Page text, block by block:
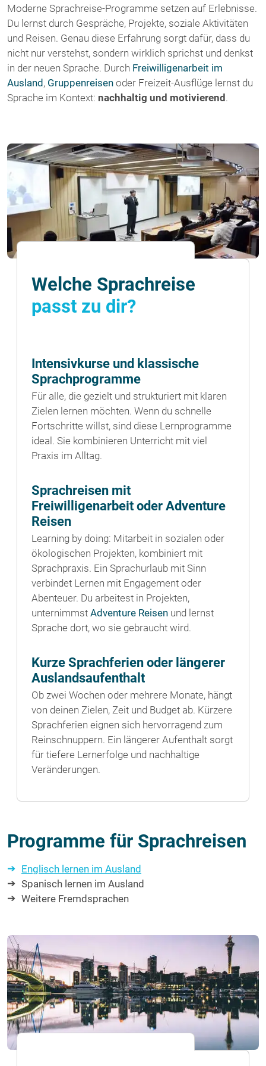
Moderne Sprachreise-Programme setzen auf Erlebnisse.
Du lernst durch Gespräche, Projekte, soziale Aktivitäten
und Reisen. Genau diese Erfahrung sorgt dafür, dass du
nicht nur verstehst, sondern wirklich sprichst und denkst
in der neuen Sprache. Durch Freiwilligenarbeit im
Ausland , Gruppenreisen oder Freizeit-Ausflüge lernst du
Sprache im Kontext: nachhaltig und motivierend .
Welche Sprachreise
passt zu dir?
Intensivkurse und klassische
Sprachprogramme
Für alle, die gezielt und strukturiert mit klaren
Zielen lernen möchten. Wenn du schnelle
Fortschritte willst, sind diese Lernprogramme
ideal. Sie kombinieren Unterricht mit viel
Praxis im Alltag.
Sprachreisen mit
Freiwilligenarbeit oder Adventure
Reisen
Learning by doing: Mitarbeit in sozialen oder
ökologischen Projekten, kombiniert mit
Sprachpraxis. Ein Sprachurlaub mit Sinn
verbindet Lernen mit Engagement oder
Abenteuer. Du arbeitest in Projekten,
unternimmst Adventure Reisen und lernst
Sprache dort, wo sie gebraucht wird.
Kurze Sprachferien oder längerer
Auslandsaufenthalt
Ob zwei Wochen oder mehrere Monate, hängt
von deinen Zielen, Zeit und Budget ab. Kürzere
Sprachferien eignen sich hervorragend zum
Reinschnuppern. Ein längerer Aufenthalt sorgt
für tiefere Lernerfolge und nachhaltige
Veränderungen.
Programme für Sprachreisen
Englisch lernen im Ausland
Spanisch lernen im Ausland
Weitere Fremdsprachen